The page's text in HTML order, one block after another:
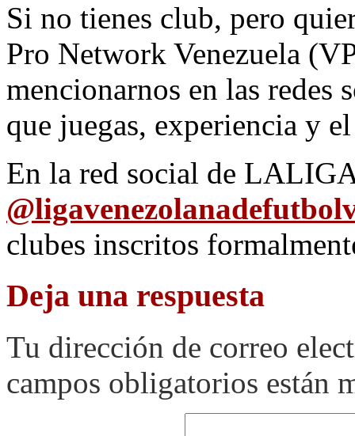
Si no tienes club, pero
Pro Network Venezuela
mencionarnos en las redes
que juegas, experiencia y
En la red social de
@
clubes inscritos
Deja una respuesta
Tu dirección de correo
campos obligatorios están